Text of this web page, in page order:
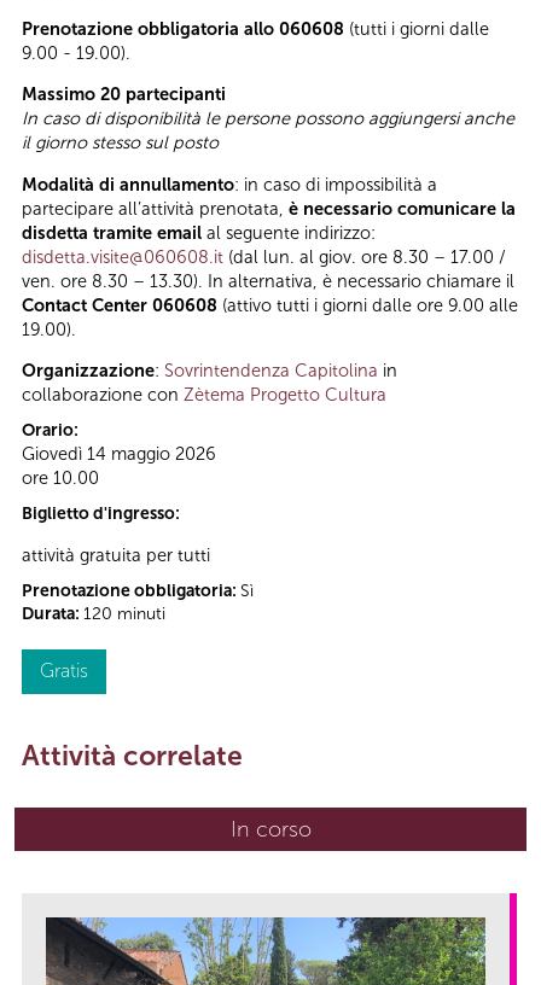
Prenotazione obbligatoria allo 060608 (tutti i giorni dalle
9.00 - 19.00).
Massimo 20 partecipanti
In caso di disponibilità le persone possono aggiungersi anche
il giorno stesso sul posto
Modalità di annullamento: in caso di impossibilità a
partecipare all’attività prenotata, è necessario comunicare la
disdetta tramite email al seguente indirizzo:
disdetta.visite@060608.it (dal lun. al giov. ore 8.30 – 17.00 /
ven. ore 8.30 – 13.30). In alternativa, è necessario chiamare il
Contact Center 060608 (attivo tutti i giorni dalle ore 9.00 alle
19.00).
Organizzazione: Sovrintendenza Capitolina in
collaborazione con Zètema Progetto Cultura
Orario:
Giovedì 14 maggio 2026
ore 10.00
Biglietto d'ingresso:
attività gratuita per tutti
Prenotazione obbligatoria: Sì
Durata: 120 minuti
Gratis
Attività correlate
In corso(scheda attiva)